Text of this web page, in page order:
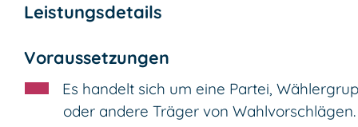
Leistungsdetails
Voraussetzungen
Es handelt sich um eine Partei,
oder andere Träger von Wahlvorschlägen.